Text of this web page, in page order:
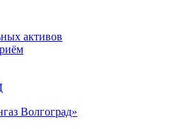
активов